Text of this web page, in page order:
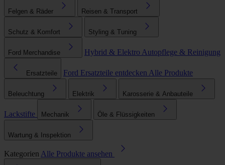
Felgen & Räder Reisen & Transport
Schutz & Komfort Styling & Tuning
Ford Merchandise Hybrid & Elektro Autopflege & Reinigung
Ersatzteile Ford Ersatzteile entdecken Alle Produkte
Beleuchtung Elektrik Karosserie & Anbauteile
Lackstifte Mechanik Öle & Flüssigkeiten
Wartung & Inspektion
Kategorien Alle Produkte ansehen